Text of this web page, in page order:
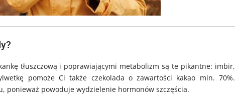
tłuszczową i poprawiającymi metabolizm są te pikantne: imbir,
pomoże Ci także czekolada o zawartości kakao min. 70%.
ponieważ powoduje wydzielenie hormonów szczęścia.